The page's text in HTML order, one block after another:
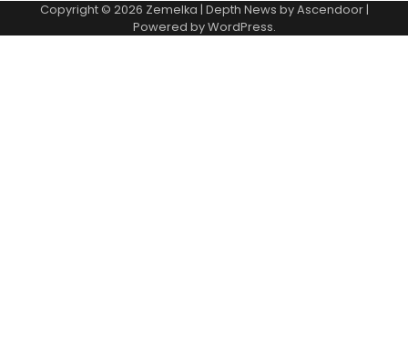
Copyright © 2026 Zemelka | Depth News byAscendoor|
Powered byWordPress.